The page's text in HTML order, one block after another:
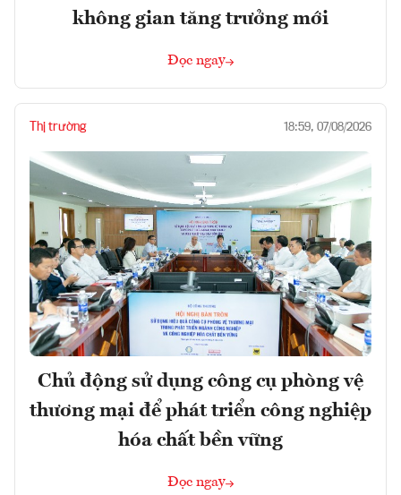
không gian tăng trưởng mới
Đọc ngay
Thị trường 18:59, 07/08/2026
Chủ động sử dụng công cụ phòng vệ
thương mại để phát triển công nghiệp
hóa chất bền vững
Đọc ngay